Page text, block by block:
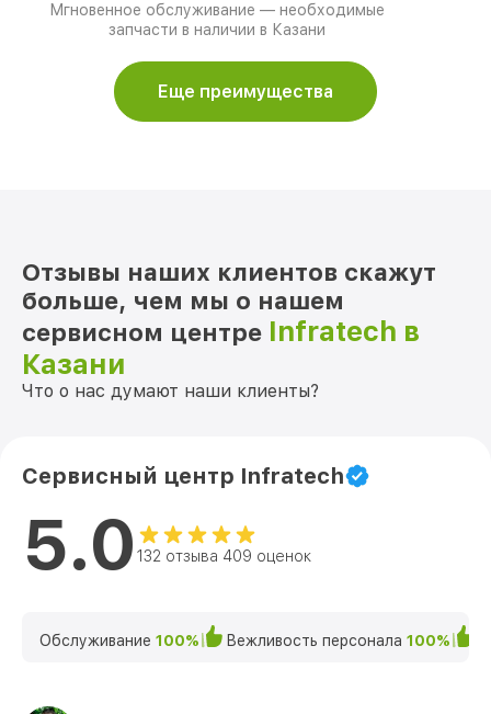
Мгновенное обслуживание — необходимые
запчасти в наличии в Казани
Еще преимущества
Отзывы наших клиентов скажут
больше, чем мы о нашем
сервисном центре Infratech в
Казани
Что о нас думают наши клиенты?
Сервисный центр Infratech
5.0 132 отзыва 409 оценок
Обслуживание 100% Вежливость персонала 100%